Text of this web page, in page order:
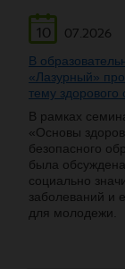
10
07.2026
В
«Лазурный»
тему здорового
В рамках
«Основы
безопасного
была
социально
заболеваний и
для молодежи.